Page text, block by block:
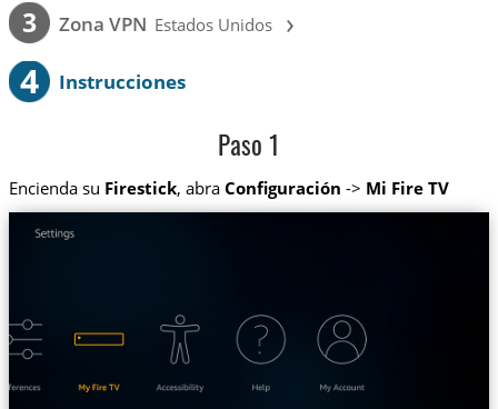
3 Zona VPN Estados Unidos ›
4 Instrucciones
Paso 1
Encienda su Firestick, abra Configuración -> Mi Fire TV